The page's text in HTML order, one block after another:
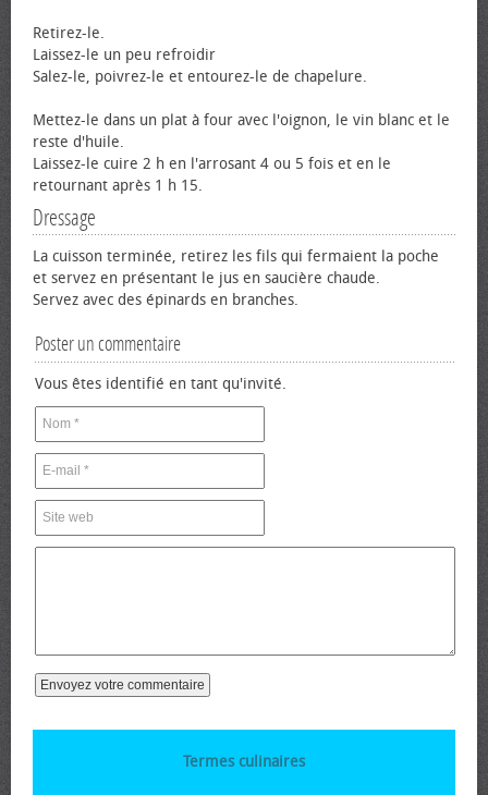
Retirez-le.
Laissez-le un peu refroidir
Salez-le, poivrez-le et entourez-le de chapelure.
Mettez-le dans un plat à four avec l'oignon, le vin blanc et le
reste d'huile.
Laissez-le cuire 2 h en l'arrosant 4 ou 5 fois et en le
retournant après 1 h 15.
Dressage
La cuisson terminée, retirez les fils qui fermaient la poche
et servez en présentant le jus en saucière chaude.
Servez avec des épinards en branches.
Poster un commentaire
Vous êtes identifié en tant qu'invité.
Termes culinaires